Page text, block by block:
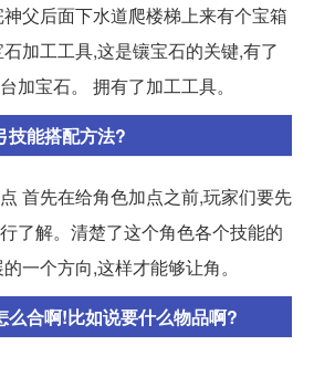
父后面下水道爬楼梯上来有个宝箱
加工工具,这是镶宝石的关键,有了
加宝石。 拥有了加工工具。
技能搭配方法?
首先在给角色加点之前,玩家们要先
了解。清楚了这个角色各个技能的
一个方向,这样才能够让角。
么合啊!比如说要什么物品啊?